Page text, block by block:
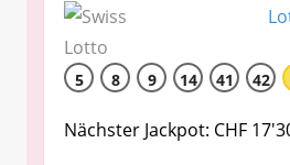
5 8 9 14 41 42
Nächster Jackpot: CHF